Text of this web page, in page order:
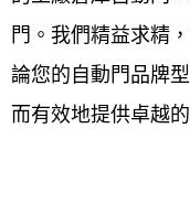
門。我們精益求精
論您的自動門品牌
而有效地提供卓越